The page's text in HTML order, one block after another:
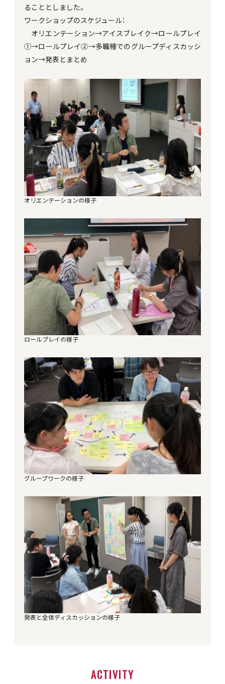
ることとしました。
ワークショップのスケジュール：
オリエンテーション→アイスブレイク→ロールプレイ
①→ロールプレイ②→多職種でのグループディスカッシ
ョン→発表とまとめ
オリエンテーションの様子
ロールプレイの様子
グループワークの様子
発表と全体ディスカッションの様子
ACTIVITY